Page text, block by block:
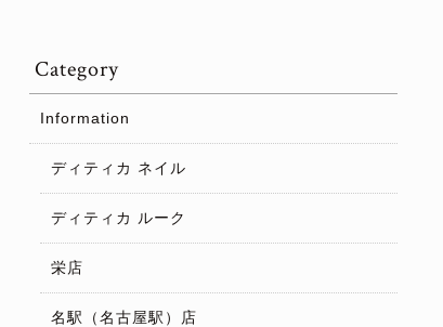
Category
Information
ディティカ ネイル
ディティカ ルーク
栄店
名駅（名古屋駅）店